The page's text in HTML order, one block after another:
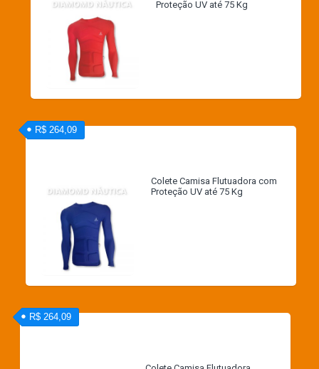
Proteção UV até 75 Kg
Colete Camisa Flutuadora com
Proteção UV até 75 Kg
R$ 264,09
R$ 264,09